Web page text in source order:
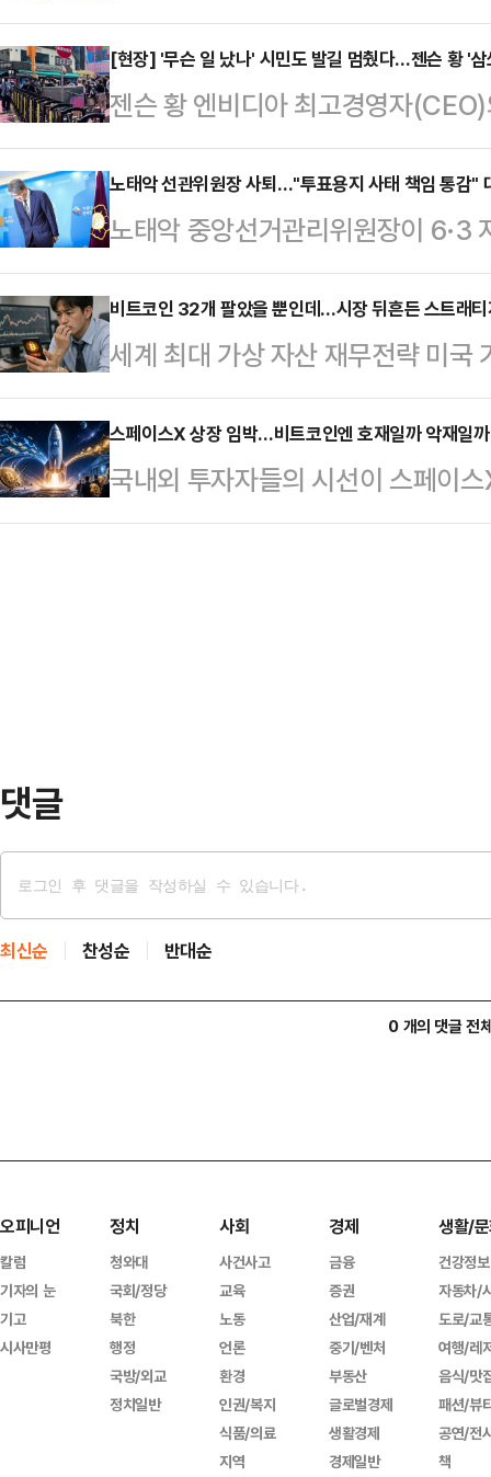
민주당에 '이재명 대통령 일 잘한다
다.박 의원은 5일 페이스북을 통해
하지 못한 것은 정치적 패배이자 쓰
었다.이어 "'윤어게인'에 찬성하지
동훈·유의동 의원의 생환, 유승민
강조했다.당내에서 8월 전당대회
선 "선거전부터…
[현장] '무슨 일 났나' 시민도 발길 멈췄다…젠슨 황 '
젠슨 황 엔비디아 최고경영자
앞둔 서울 마포구 홍대 인근 식당가
각은 5일 오후 6시로 알려졌지만
했다. 정오 무렵에는 수십명의 취
재 현장 인파는 취재진과 시민, 외
어났다.경찰은 식당 앞 인도와 차량
보행 동선과 교통 흐름을 정리했다.
은 "몰려있지 마…
노태악 선관위원장 사퇴…"투표용지 사태 책임 통감"
노태악 중앙선거관리위원장이 6·3
임을 지고 자리에서 물러나겠다고
천 중앙선관위에서 기자회견을 열
태에 대한 책임을 통감하면서 저 역
다"고 말했다.노 위원장은 "투표 참
은 관심과 적극적인 의사표시를 투
관리에 대한 국민의 신뢰를 훼손하
는 상황에 중앙선거관리위원장으…
비트코인 32개 팔았을 뿐인데…시장 뒤흔든 스트래
세계 최대 가상 자산 재무전략 미
인 매도가 가상자산 시장 투자심리
대비 극히 일부에 불과했지만 비트
섰다는 상징성이 시장에 충격을 주
나온다.6일 업계에 따르면 스트래
스페이스X 상장 임박…비트코인엔 호재일까 악재일까
국내외 투자자들의 시선이 스페이
상자산 시장 역시 촉각을 곤두세우
댓글
최신순 찬성순 반대순
0 개의 댓글 전
오피니언
칼럼
기자의 눈
기고
시사만평
정치
청와대
국회/정당
북한
행정
국방/외교
정치일반
사회
사건사고
교육
노동
언론
환경
인권/복지
식품/의료
지역
경제
금융
증권
산업/재계
중기/벤처
부동산
글로벌경제
생활경제
경제일반
생활/
건강정보
자동차/
도로/교
여행/레
음식/맛
패션/뷰
공연/전
책